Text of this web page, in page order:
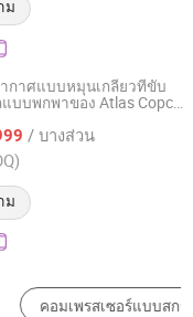
ม
กาศแบบหมุนเกลียวที่ขับ
บบพกพาของ Atlas Copco
/ บางส่วน
ม
Equipment Co.,
เซอร์แบบลูกสูบ